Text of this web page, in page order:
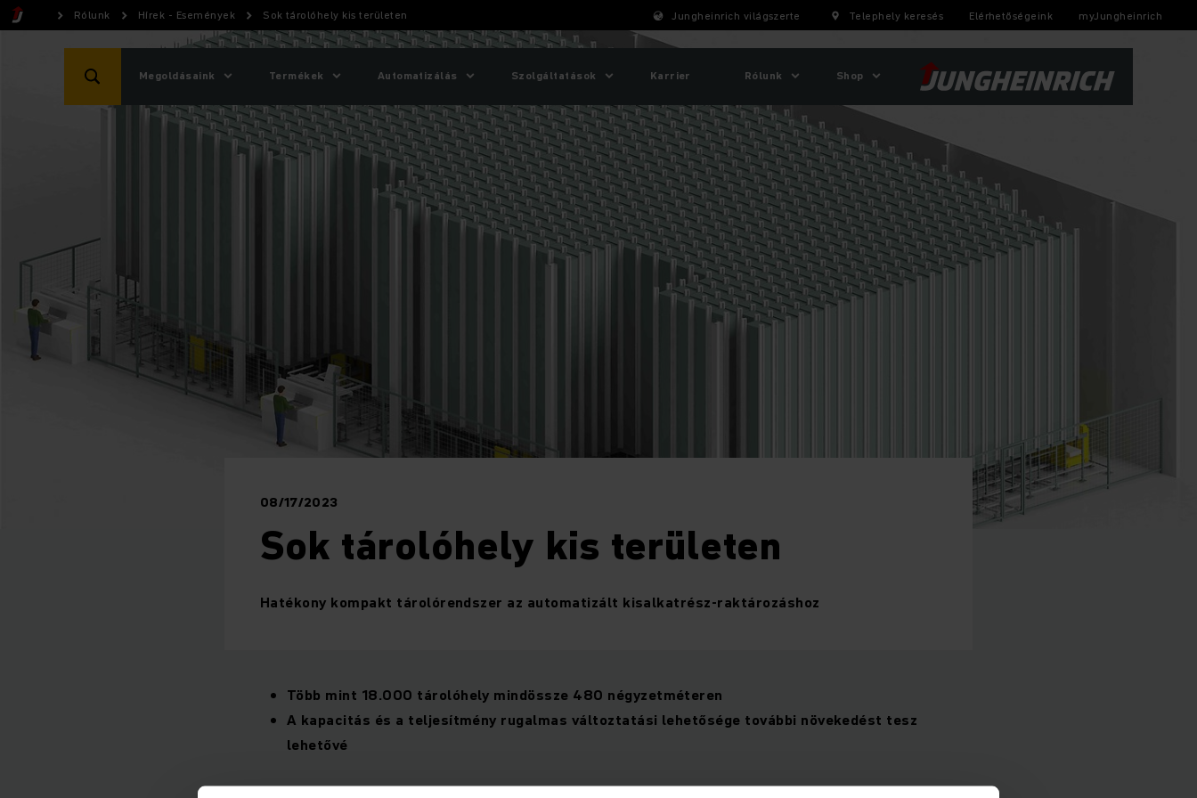
Rólunk Hírek - Események Sok tárolóhely kis területen Jungheinrich világszerte Telephely keresés Elérhetőségeink myJungheinrich
Megoldásaink Termékek Automatizálás Szolgáltatások Karrier Rólunk Shop
08/17/2023
Sok tárolóhely kis területen
Hatékony kompakt tárolórendszer az automatizált kisalkatrész-raktározáshoz
Több mint 18.000 tárolóhely mindössze 480 négyzetméteren
A kapacitás és a teljesítmény rugalmas változtatási lehetősége további növekedést tesz
lehetővé